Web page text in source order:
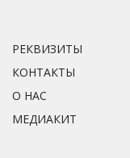
РЕКВИЗИТЫ
КОНТАКТЫ
О НАС
МЕДИАКИТ